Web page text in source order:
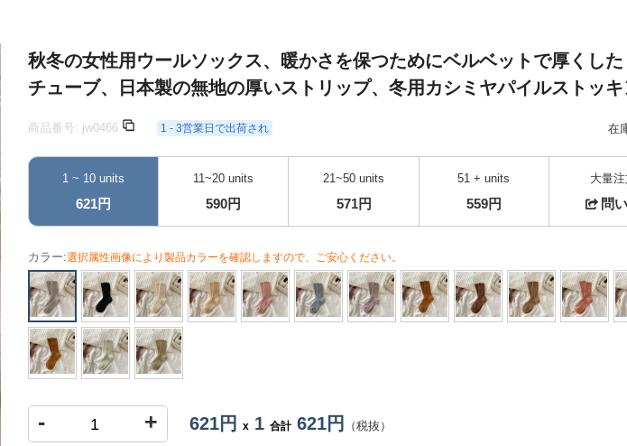
秋冬の女性用ウールソックス、暖かさを保つためにベルベットで厚くし
チューブ、日本製の無地の厚いストリップ、冬用カシミヤパイルストッ
商品番号: jw0466 1 - 3営業日で出荷され 在
1 ~ 10 units
621円
11~20 units
590円
21~50 units
571円
51 + units
559円
大量
問
カラー:選択属性画像により製品カラーを確認しますので、ご安心ください。
- + 621円 x 1 合計621円 （税抜）